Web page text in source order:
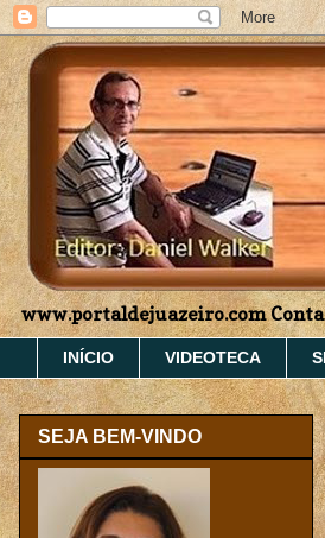
www.portaldejuazeiro.com
INÍCIO VIDEOTECA
SEJA BEM-VINDO